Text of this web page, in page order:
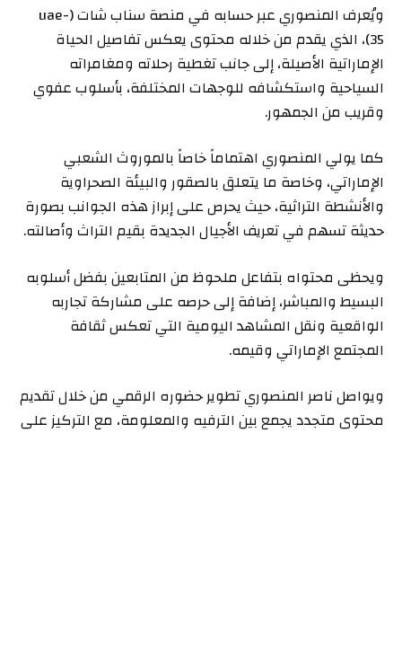
ويُعرف المنصوري عبر حسابه في منصة سناب شات (uae-
35)، الذي يقدم من خلاله محتوى يعكس تفاصيل الحياة
الإماراتية الأصيلة، إلى جانب تغطية رحلاته ومغامراته
السياحية واستكشافه للوجهات المختلفة، بأسلوب عفوي
وقريب من الجمهور.
كما يولي المنصوري اهتماماً خاصاً بالموروث الشعبي
الإماراتي، وخاصة ما يتعلق بالصقور والبيئة الصحراوية
والأنشطة التراثية، حيث يحرص على إبراز هذه الجوانب بصورة
حديثة تسهم في تعريف الأجيال الجديدة بقيم التراث وأصالته.
ويحظى محتواه بتفاعل ملحوظ من المتابعين بفضل أسلوبه
البسيط والمباشر، إضافة إلى حرصه على مشاركة تجاربه
الواقعية ونقل المشاهد اليومية التي تعكس ثقافة
المجتمع الإماراتي وقيمه.
ويواصل ناصر المنصوري تطوير حضوره الرقمي من خلال تقديم
محتوى متجدد يجمع بين الترفيه والمعلومة، مع التركيز على